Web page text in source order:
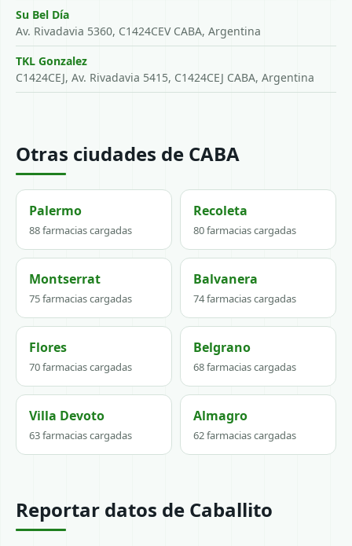
Su Bel Día
Av. Rivadavia 5360, C1424CEV CABA, Argentina
TKL Gonzalez
C1424CEJ, Av. Rivadavia 5415, C1424CEJ CABA, Argentina
Otras ciudades de CABA
Palermo
88 farmacias cargadas
Recoleta
80 farmacias cargadas
Montserrat
75 farmacias cargadas
Balvanera
74 farmacias cargadas
Flores
70 farmacias cargadas
Belgrano
68 farmacias cargadas
Villa Devoto
63 farmacias cargadas
Almagro
62 farmacias cargadas
Reportar datos de Caballito